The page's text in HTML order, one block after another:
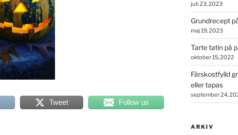
Tweet Follow us
juli 23, 2023
Grundrecept
maj 19, 2023
Tarte tatin på
oktober 15, 2022
Färskostfylld
eller tapas
september 24,
ARKIV